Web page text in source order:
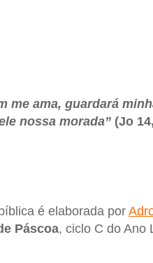
me ama, guardará
nossa morada”(Jo
é elaborada por
Páscoa, ciclo C do Ano